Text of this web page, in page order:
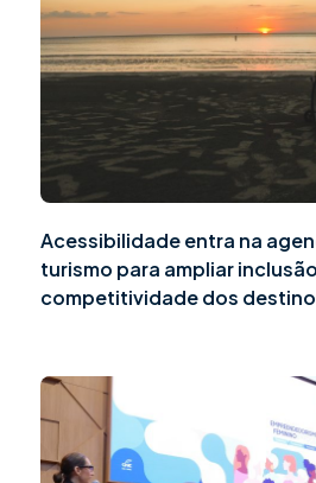
Acessibilidade entra na
turismo para ampliar
competitividade dos